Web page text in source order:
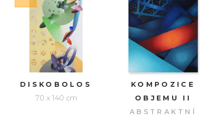
DISKOBOLOS
70 x 140 cm
KOMPOZICE
OBJEMU II
ABSTRAKTNÍ